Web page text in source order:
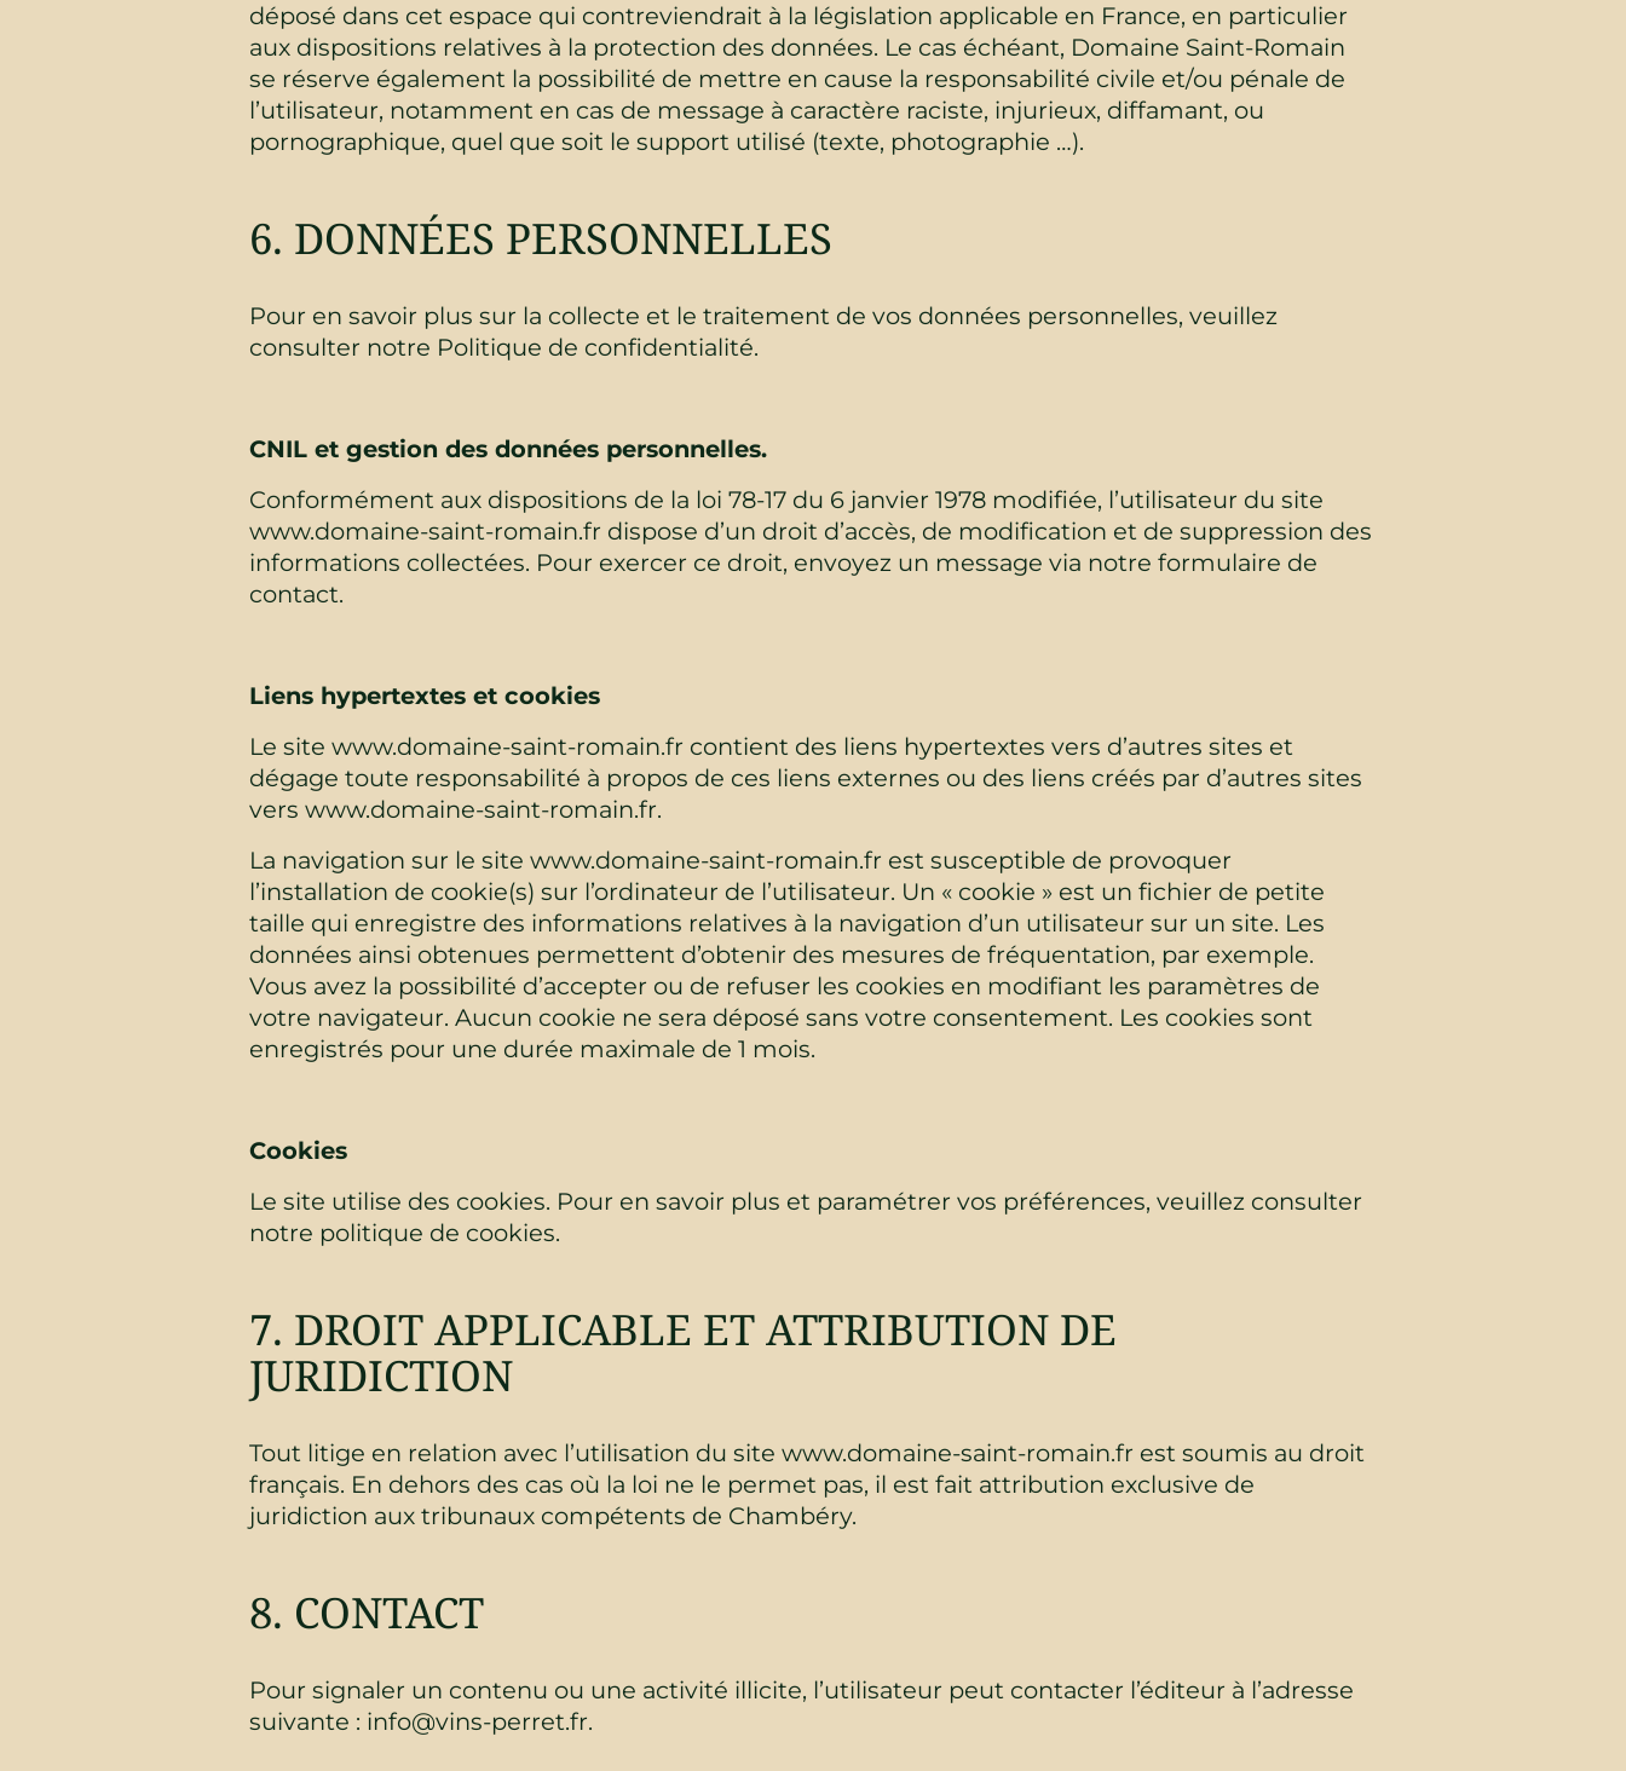
déposé dans cet espace qui contreviendrait à la législation applicable en France, en particulier
aux dispositions relatives à la protection des données. Le cas échéant, Domaine Saint-Romain
se réserve également la possibilité de mettre en cause la responsabilité civile et/ou pénale de
l’utilisateur, notamment en cas de message à caractère raciste, injurieux, diffamant, ou
pornographique, quel que soit le support utilisé (texte, photographie …).
6. DONNÉES PERSONNELLES
Pour en savoir plus sur la collecte et le traitement de vos données personnelles, veuillez
consulter notre Politique de confidentialité.
CNIL et gestion des données personnelles.
Conformément aux dispositions de la loi 78-17 du 6 janvier 1978 modifiée, l’utilisateur du site
www.domaine-saint-romain.fr dispose d’un droit d’accès, de modification et de suppression des
informations collectées. Pour exercer ce droit, envoyez un message via notre formulaire de
contact.
Liens hypertextes et cookies
Le site www.domaine-saint-romain.fr contient des liens hypertextes vers d’autres sites et
dégage toute responsabilité à propos de ces liens externes ou des liens créés par d’autres sites
vers www.domaine-saint-romain.fr.
La navigation sur le site www.domaine-saint-romain.fr est susceptible de provoquer
l’installation de cookie(s) sur l’ordinateur de l’utilisateur. Un « cookie » est un fichier de petite
taille qui enregistre des informations relatives à la navigation d’un utilisateur sur un site. Les
données ainsi obtenues permettent d’obtenir des mesures de fréquentation, par exemple.
Vous avez la possibilité d’accepter ou de refuser les cookies en modifiant les paramètres de
votre navigateur. Aucun cookie ne sera déposé sans votre consentement. Les cookies sont
enregistrés pour une durée maximale de 1 mois.
Cookies
Le site utilise des cookies. Pour en savoir plus et paramétrer vos préférences, veuillez consulter
notre politique de cookies.
7. DROIT APPLICABLE ET ATTRIBUTION DE
JURIDICTION
Tout litige en relation avec l’utilisation du site www.domaine-saint-romain.fr est soumis au droit
français. En dehors des cas où la loi ne le permet pas, il est fait attribution exclusive de
juridiction aux tribunaux compétents de Chambéry.
8. CONTACT
Pour signaler un contenu ou une activité illicite, l’utilisateur peut contacter l’éditeur à l’adresse
suivante : info@vins-perret.fr.